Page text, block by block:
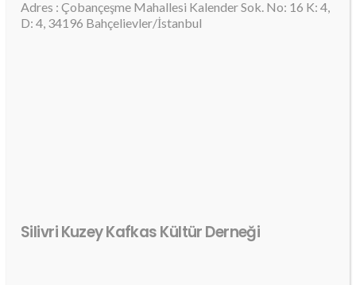
Adres : Çobançeşme Mahallesi Kalender Sok. No: 16 K: 4,
D: 4, 34196 Bahçelievler/İstanbul
Silivri Kuzey Kafkas Kültür Derneği